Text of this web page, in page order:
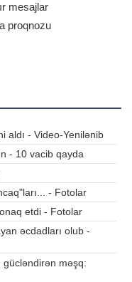
mesajlar
proqnozu
aldı - Video-Yenilənib
- 10 vacib qayda
- Fotolar
etdi - Fotolar
əcdadları olub -
gücləndirən məşq: